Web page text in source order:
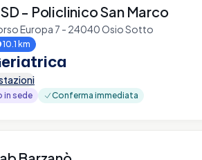
- Policlinico San Marco
Europa 7 - 24040 Osio Sotto
10.1 km
in sede Conferma immediata